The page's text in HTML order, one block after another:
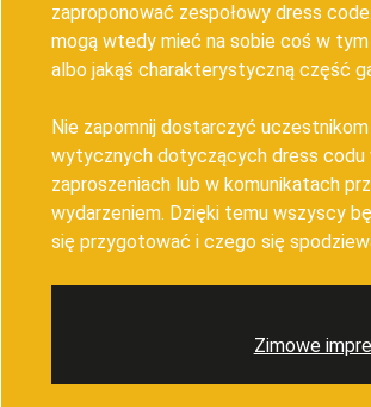
zaproponować zespołowy dress
mogą wtedy mieć na sobie coś w
albo jakąś charakterystyczną część
Nie zapomnij dostarczyć
wytycznych dotyczących dress codu
zaproszeniach lub w komunikatach
wydarzeniem. Dzięki temu wszyscy
się przygotować i czego się
Zimowe